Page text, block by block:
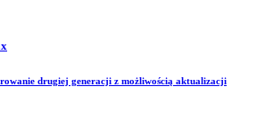
drugiej generacji z możliwością aktualizacji